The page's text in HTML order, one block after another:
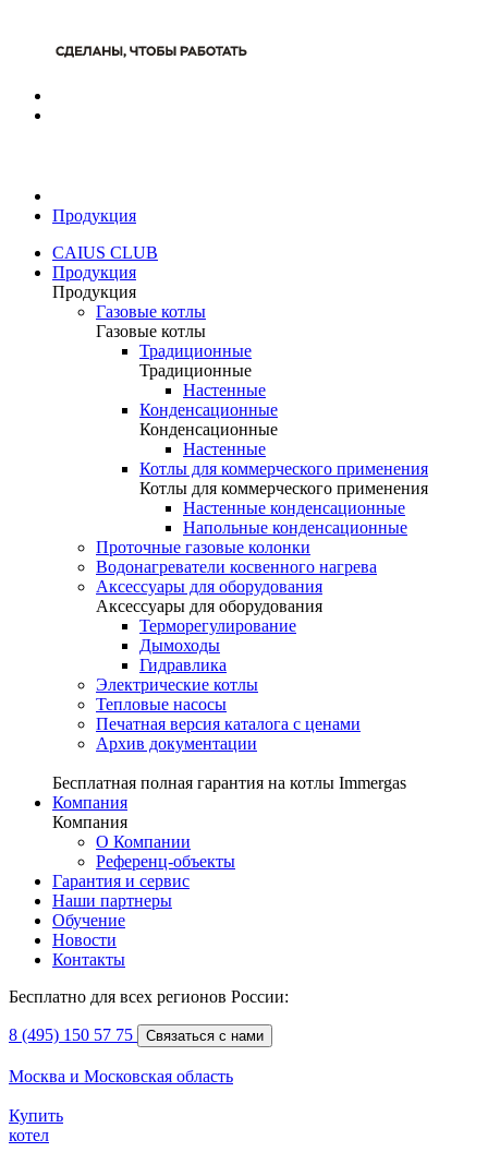
Продукция
CAIUS CLUB
Продукция
Продукция
Газовые котлы
Газовые котлы
Традиционные
Традиционные
Настенные
Конденсационные
Конденсационные
Настенные
Котлы для коммерческого применения
Котлы для коммерческого применения
Настенные конденсационные
Напольные конденсационные
Проточные газовые колонки
Водонагреватели косвенного нагрева
Аксессуары для оборудования
Аксессуары для оборудования
Терморегулирование
Дымоходы
Гидравлика
Электрические котлы
Тепловые насосы
Печатная версия каталога с ценами
Архив документации
Бесплатная полная гарантия на котлы Immergas
Компания
Компания
О Компании
Референц-объекты
Гарантия и сервис
Наши партнеры
Обучение
Новости
Контакты
Бесплатно для всех регионов России:
8 (495) 150 57 75 Связаться с нами
Москва и Московская область
Купить
котел